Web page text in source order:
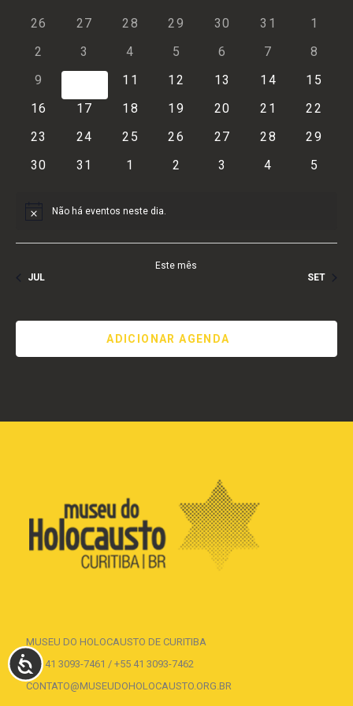
ACESSIBILIDADE
de
de
data.
de
Eventos
26 27 28 29 30 31
1
2
3 4 5 6 7
8
9
11 12 13 14
15
16
17 18 19 20 21
22
23
24 25 26 27 28
29
30
31 1 2 3 4 5
NoticeNão há eventos neste dia.
JUL
Este mês
SET
ADICIONAR AGENDA
MUSEU DO HOLOCAUSTO DE CURITIBA
+55 41 3093-7461 / +55 41 3093-7462
CONTATO@MUSEUDOHOLOCAUSTO.ORG.BR